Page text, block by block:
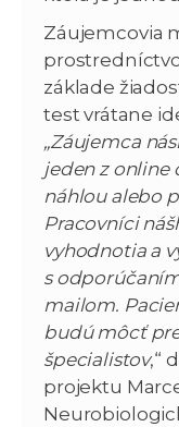
Záujemcovia
základe
test vrátane
„Záujemca
jeden z
náhlou alebo
Pracovníci
vyhodnotia a
s
mailom.
budú môcť
špecialistov,“
projektu